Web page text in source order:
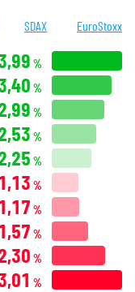
SDAX EuroStoxx
%
%
%
%
%
%
%
%
%
%